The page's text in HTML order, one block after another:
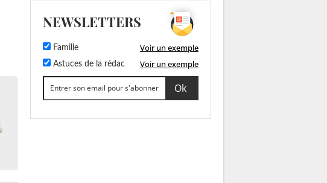
NEWSLETTERS
Famille Voir un exemple
Astuces de la rédac Voir un exemple